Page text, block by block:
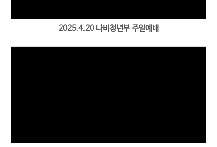
2025.4.20 나비청년부 주일예배